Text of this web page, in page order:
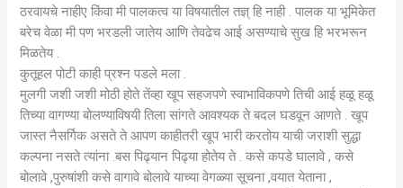
ठरवायचे नाहीए किंवा मी पालकत्व या विषयातील तज्ञ् हि नाही . पालक या भूमिकेत
बरेच वेळा मी पण भरडली जातेय आणि तेवढेच आई असण्याचे सुख हि भरभरून
मिळतेय .
कुतूहल पोटी काही प्रश्न पडले मला .
मुलगी जशी जशी मोठी होते तेंव्हा खूप सहजपणे स्वाभाविकपणे तिची आई हळू हळू
तिच्या वागण्या बोलण्याविषयी तिला सांगते आवश्यक ते बदल घडवून आणते . खूप
जास्त नैसर्गिक असते ते आपण काहीतरी खूप भारी करतोय याची जराशी सुद्धा
कल्पना नसते त्यांना .बस पिढ्यान पिढ्या होतेय ते . कसे कपडे घालावे , कसे
बोलावे ,पुरुषांशी कसे वागावे बोलावे याच्या वेगळ्या सूचना ,वयात येताना ,